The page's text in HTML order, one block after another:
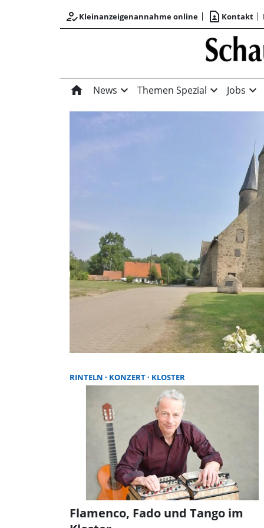
how_to_regKleinanzeigenannahme online contact_page Kontakt
home News expand_more Themen Spezial expand_more Jobs expand_more
RINTELN KONZERT KLOSTER
Flamenco, Fado und Tango im